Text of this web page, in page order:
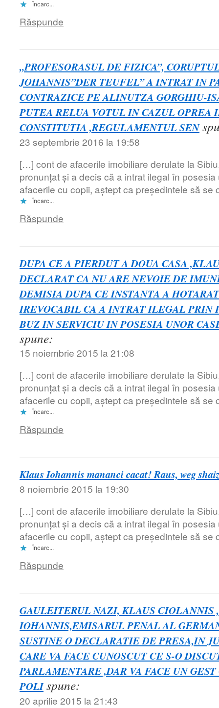
Încarc...
Răspunde
„PROFESORASUL DE FIZICA”,
JOHANNIS”DER TEUFEL” A INTRAT IN
CONTRAZICE PE ALINUTZA GORGHIU-
PUTEA RELUA VOTUL IN CAZUL OPREA
CONSTITUTIA ,REGULAMENTUL SEN
23 septembrie 2016 la 19:58
[…] cont de afacerile imobiliare derulate la
pronunțat și a decis că a intrat ilegal în
afacerile cu copii, aștept ca președintele să
Încarc...
Răspunde
DUPA CE A PIERDUT A DOUA CASA
DECLARAT CA NU ARE NEVOIE DE
DEMISIA DUPA CE INSTANTA A
IREVOCABIL CA A INTRAT ILEGAL PRIN
BUZ IN SERVICIU IN POSESIA UNOR
spune:
15 noiembrie 2015 la 21:08
[…] cont de afacerile imobiliare derulate la
pronunțat și a decis că a intrat ilegal în
afacerile cu copii, aștept ca președintele să
Încarc...
Răspunde
Klaus Iohannis mananci cacat! Raus, weg
8 noiembrie 2015 la 19:30
[…] cont de afacerile imobiliare derulate la
pronunțat și a decis că a intrat ilegal în
afacerile cu copii, aștept ca președintele să
Încarc...
Răspunde
GAULEITERUL NAZI, KLAUS CIOLANNIS
IOHANNIS,EMISARUL PENAL AL
SUSTINE O DECLARATIE DE PRESA,IN
CARE VA FACE CUNOSCUT CE S-O
PARLAMENTARE ,DAR VA FACE UN
POLI spune:
20 aprilie 2015 la 21:43